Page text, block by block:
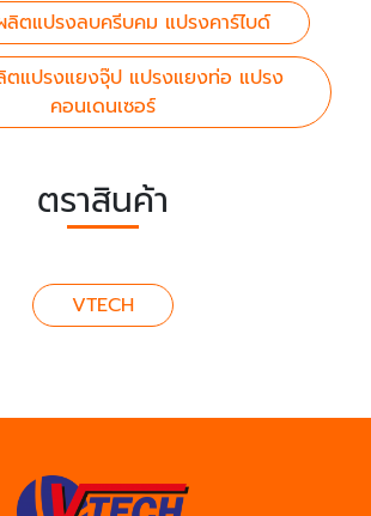
ลิตแปรงลบครีบคม แปรงคาร์ไบด์
ตแปรงแยงจุ๊ป แปรงแยงท่อ แปรง
คอนเดนเซอร์
ตราสินค้า
VTECH